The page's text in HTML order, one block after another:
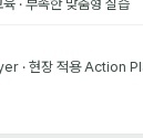
· 현장 적용 Action